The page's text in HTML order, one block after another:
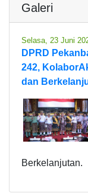
Galeri
Selasa, 23 Juni
DPRD
242,
dan
Berkelanjutan.